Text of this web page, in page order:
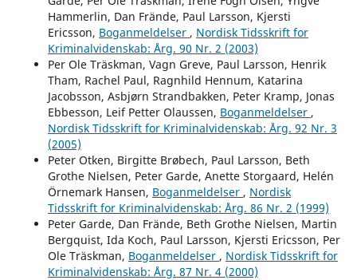
Hammerlin, Dan Frände, Paul Larsson, Kjersti
Ericsson, Boganmeldelser , Nordisk Tidsskrift for
Kriminalvidenskab: Årg. 90 Nr. 2 (2003)
Per Ole Träskman, Vagn Greve, Paul Larsson, Henrik
Tham, Rachel Paul, Ragnhild Hennum, Katarina
Jacobsson, Asbjørn Strandbakken, Peter Kramp, Jonas
Ebbesson, Leif Petter Olaussen, Boganmeldelser ,
Nordisk Tidsskrift for Kriminalvidenskab: Årg. 92 Nr. 3
(2005)
Peter Otken, Birgitte Brøbech, Paul Larsson, Beth
Grothe Nielsen, Peter Garde, Anette Storgaard, Helén
Örnemark Hansen, Boganmeldelser , Nordisk
Tidsskrift for Kriminalvidenskab: Årg. 86 Nr. 2 (1999)
Peter Garde, Dan Frände, Beth Grothe Nielsen, Martin
Bergquist, Ida Koch, Paul Larsson, Kjersti Ericsson, Per
Ole Träskman, Boganmeldelser , Nordisk Tidsskrift for
Kriminalvidenskab: Årg. 87 Nr. 4 (2000)